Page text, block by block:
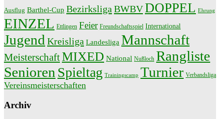
Ausflug Barthel-Cup Bezirksliga BWBVDOPPEL Ehrung
EINZEL Ettlingen Feier Freundschaftsspiel International
Jugend Kreisliga Landesliga Mannschaft
MeisterschaftMIXED National Nußloch Rangliste
Senioren Spieltag Trainingscamp Turnier Verbandsliga
Vereinsmeisterschaften
Archiv